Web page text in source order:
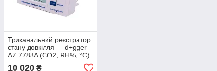
Триканальний реєстратор
стану довкілля — d÷gger
AZ 7788A (СО2, RH%, °C)
10 020 ₴